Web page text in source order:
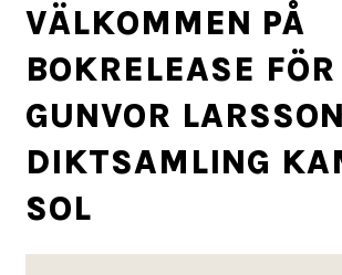
VÄLKOMMEN PÅ
BOKRELEASE FÖR
GUNVOR
DIKTSAMLING
SOL